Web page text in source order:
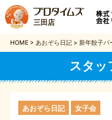
三田店
HOME > あおぞら日記 > 新年餃子パ
スタッ
あおぞら日記 女子会